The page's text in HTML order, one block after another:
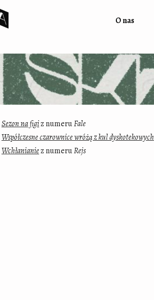
O nas
Sezon na figiz numeruFale
Współczesne czarownice wróżą z kul dyskotekowych
Wchłanianiez numeruRejs